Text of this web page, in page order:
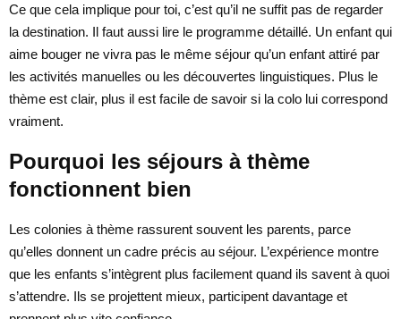
Ce que cela implique pour toi, c’est qu’il ne suffit pas de regarder
la destination. Il faut aussi lire le programme détaillé. Un enfant qui
aime bouger ne vivra pas le même séjour qu’un enfant attiré par
les activités manuelles ou les découvertes linguistiques. Plus le
thème est clair, plus il est facile de savoir si la colo lui correspond
vraiment.
Pourquoi les séjours à thème
fonctionnent bien
Les colonies à thème rassurent souvent les parents, parce
qu’elles donnent un cadre précis au séjour. L’expérience montre
que les enfants s’intègrent plus facilement quand ils savent à quoi
s’attendre. Ils se projettent mieux, participent davantage et